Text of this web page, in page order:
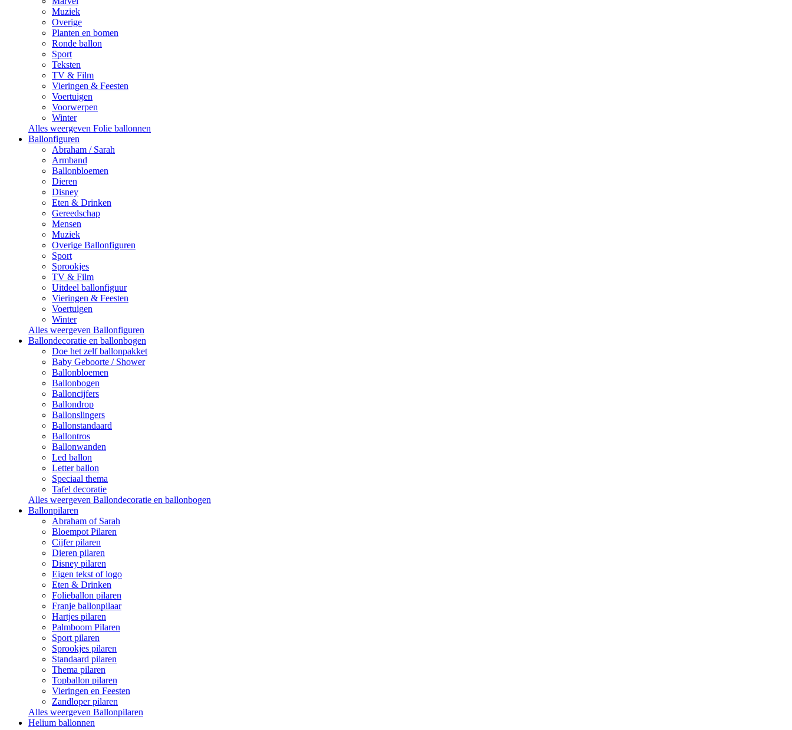
Muziek
Overige
Planten en bomen
Ronde ballon
Sport
Teksten
TV & Film
Vieringen & Feesten
Voertuigen
Voorwerpen
Winter
Alles weergeven Folie ballonnen
Ballonfiguren
Abraham / Sarah
Armband
Ballonbloemen
Dieren
Disney
Eten & Drinken
Gereedschap
Mensen
Muziek
Overige Ballonfiguren
Sport
Sprookjes
TV & Film
Uitdeel ballonfiguur
Vieringen & Feesten
Voertuigen
Winter
Alles weergeven Ballonfiguren
Ballondecoratie en ballonbogen
Doe het zelf ballonpakket
Baby Geboorte / Shower
Ballonbloemen
Ballonbogen
Balloncijfers
Ballondrop
Ballonslingers
Ballonstandaard
Ballontros
Ballonwanden
Led ballon
Letter ballon
Speciaal thema
Tafel decoratie
Alles weergeven Ballondecoratie en ballonbogen
Ballonpilaren
Abraham of Sarah
Bloempot Pilaren
Cijfer pilaren
Dieren pilaren
Disney pilaren
Eigen tekst of logo
Eten & Drinken
Folieballon pilaren
Franje ballonpilaar
Hartjes pilaren
Palmboom Pilaren
Sport pilaren
Sprookjes pilaren
Standaard pilaren
Thema pilaren
Topballon pilaren
Vieringen en Feesten
Zandloper pilaren
Alles weergeven Ballonpilaren
Helium ballonnen